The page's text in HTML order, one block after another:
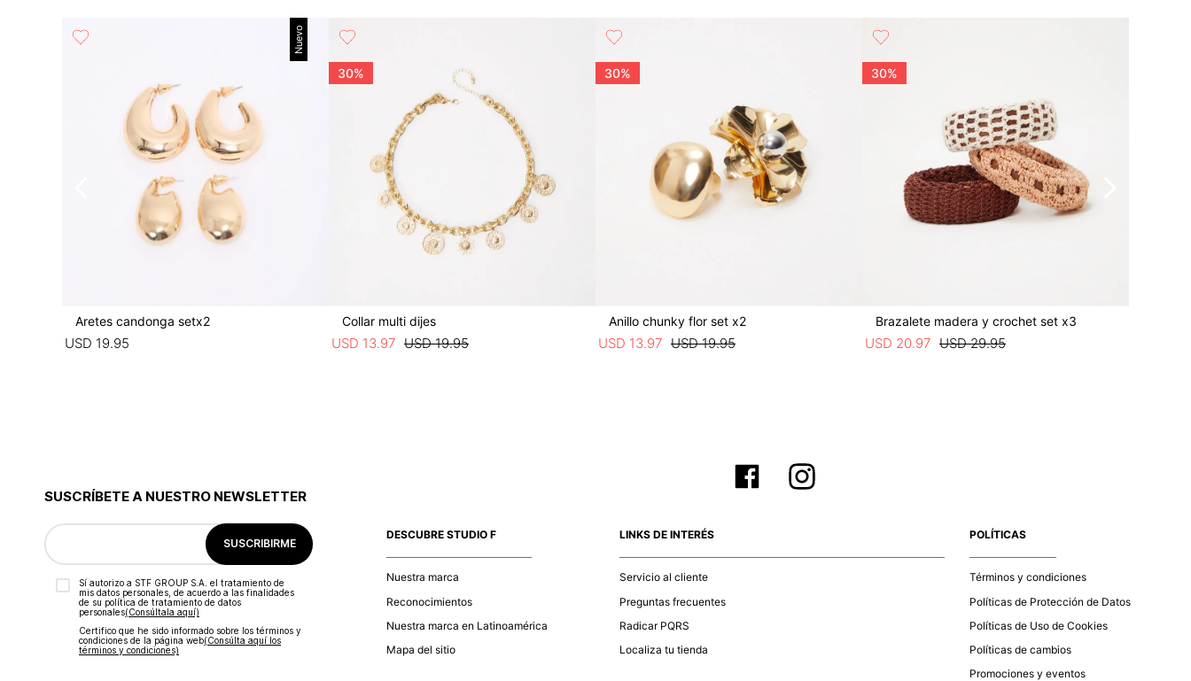
Nuevo
Aretes candonga setx2
USD 19.95
30%
Collar multi dijes
USD 19.95
USD 13.97
30%
Anillo chunky flor set x2
USD 19.95
USD 13.97
30%
Brazalete madera y crochet set x3
USD 29.95
USD 20.97
SUSCRÍBETE A NUESTRO NEWSLETTER
SUSCRIBIRME
Sí autorizo a STF GROUP S.A. el tratamiento de
mis datos personales, de acuerdo a las finalidades
de su política de tratamiento de datos
personales‎(Consúltala aquí)
Certifico que he sido informado sobre los términos y
condiciones de la página web‎(Consúlta aquí los
términos y condiciones)
DESCUBRE STUDIO F
Nuestra marca
Reconocimientos
Nuestra marca en Latinoamérica
Mapa del sitio
LINKS DE INTERÉS
Servicio al cliente
Preguntas frecuentes
Radicar PQRS
Localiza tu tienda
POLÍTICAS
Términos y condiciones
Políticas de Protección de Datos
Políticas de Uso de Cookies
Políticas de cambios
Promociones y eventos